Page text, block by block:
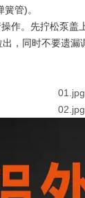
管)。
作。先拧松泵
，同时不要遗漏